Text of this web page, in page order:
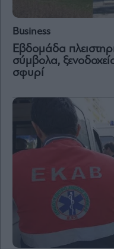
Les
Bons
Auto
Style
Architecture
Fashion
Business
Εβδομάδα
σύμβολα,
σφυρί